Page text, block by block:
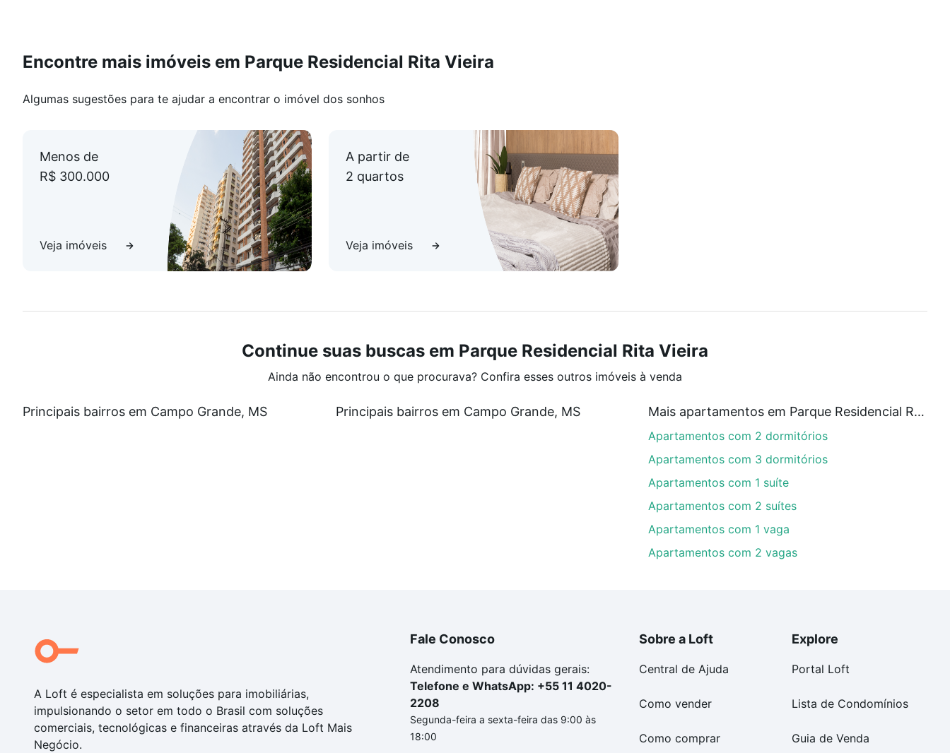
Encontre mais imóveis em Parque Residencial Rita Vieira
Algumas sugestões para te ajudar a encontrar o imóvel dos sonhos
Menos de
R$ 300.000
Veja imóveis
A partir de
2 quartos
Veja imóveis
Continue suas buscas em Parque Residencial Rita Vieira
Ainda não encontrou o que procurava? Confira esses outros imóveis à venda
Principais bairros em Campo Grande, MS Principais bairros em Campo Grande, MS Mais apartamentos em Parque Residencial Rita Vieira
Apartamentos com 2 dormitórios
Apartamentos com 3 dormitórios
Apartamentos com 1 suíte
Apartamentos com 2 suítes
Apartamentos com 1 vaga
Apartamentos com 2 vagas
A Loft é especialista em soluções para imobiliárias,
impulsionando o setor em todo o Brasil com soluções
comerciais, tecnológicas e financeiras através da Loft Mais
Negócio.
Fale Conosco
Atendimento para dúvidas gerais:
Telefone e WhatsApp: +55 11 4020-
2208
Segunda-feira a sexta-feira das 9:00 às
18:00
Sobre a Loft
Central de Ajuda
Como vender
Como comprar
Explore
Portal Loft
Lista de Condomínios
Guia de Venda